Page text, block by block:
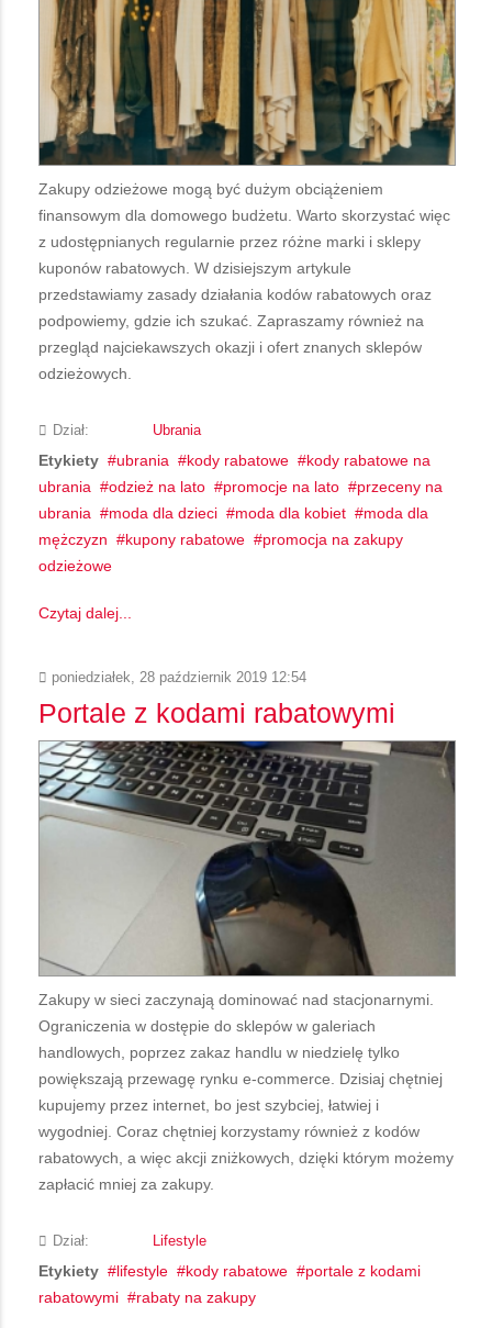
Zakupy odzieżowe mogą być dużym obciążeniem
finansowym dla domowego budżetu. Warto skorzystać więc
z udostępnianych regularnie przez różne marki i sklepy
kuponów rabatowych. W dzisiejszym artykule
przedstawiamy zasady działania kodów rabatowych oraz
podpowiemy, gdzie ich szukać. Zapraszamy również na
przegląd najciekawszych okazji i ofert znanych sklepów
odzieżowych.
Dział: Ubrania
Etykiety ubrania kody rabatowe
kody rabatowe na
ubrania
odzież na lato promocje na lato
przeceny na
ubrania
moda dla dzieci moda dla kobiet
moda dla
mężczyzn
kupony rabatowe
promocja na zakupy
odzieżowe
Czytaj dalej...
poniedziałek, 28 październik 2019 12:54
Portale z kodami rabatowymi
Zakupy w sieci zaczynają dominować nad stacjonarnymi.
Ograniczenia w dostępie do sklepów w galeriach
handlowych, poprzez zakaz handlu w niedzielę tylko
powiększają przewagę rynku e-commerce. Dzisiaj chętniej
kupujemy przez internet, bo jest szybciej, łatwiej i
wygodniej. Coraz chętniej korzystamy również z kodów
rabatowych, a więc akcji zniżkowych, dzięki którym możemy
zapłacić mniej za zakupy.
Dział: Lifestyle
Etykiety lifestyle kody rabatowe
portale z kodami
rabatowymi
rabaty na zakupy